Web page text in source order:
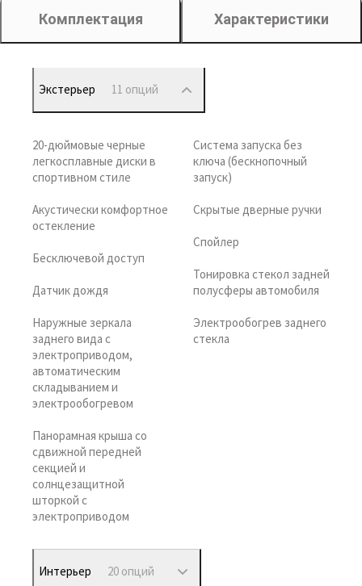
Комплектация Характеристики
Экстерьер 11 опций
20-дюймовые черные
легкосплавные диски в
спортивном стиле
Акустически комфортное
остекление
Бесключевой доступ
Датчик дождя
Наружные зеркала
заднего вида с
электроприводом,
автоматическим
складыванием и
электрообогревом
Панорамная крыша со
сдвижной передней
секцией и
солнцезащитной
шторкой с
электроприводом
Система запуска без
ключа (бескнопочный
запуск)
Скрытые дверные ручки
Спойлер
Тонировка стекол задней
полусферы автомобиля
Электрообогрев заднего
стекла
Интерьер 20 опций